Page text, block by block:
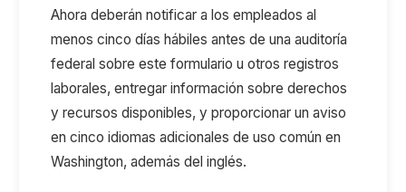
Ahora deberán notificar a los empleados al
menos cinco días hábiles antes de una auditoría
federal sobre este formulario u otros registros
laborales, entregar información sobre derechos
y recursos disponibles, y proporcionar un aviso
en cinco idiomas adicionales de uso común en
Washington, además del inglés.